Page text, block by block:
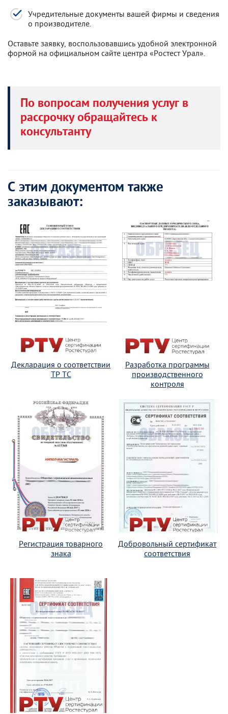
Учредительные документы вашей фирмы и сведения
о производителе.
Оставьте заявку, воспользовавшись удобной электронной
формой на официальном сайте центра «Ростест Урал».
По вопросам получения услуг в
рассрочку обращайтесь к
консультанту
С этим документом также
заказывают:
Декларация о соответствии
ТР ТС
Разработка программы
производственного
контроля
Регистрация товарного
знака
Добровольный сертификат
соответствия